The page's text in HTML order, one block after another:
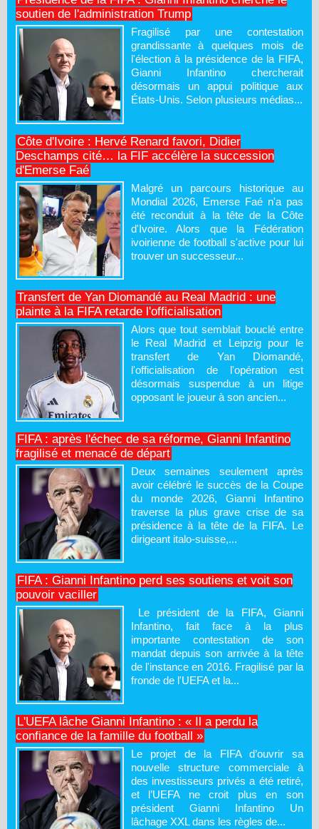
soutien de l'administration Trump
Fragilisé par une contestation
grandissante à quelques mois de
l'élection à la présidence de la FIFA,
Gianni Infantino chercherait
désormais un appui politique aux
États-Unis. Selon plusieurs médias...
Côte d'Ivoire : Hervé Renard favori, Didier
Deschamps cité… la FIF accélère la succession
d'Emerse Faé
Malgré un parcours historique au
Mondial 2026, Emerse Faé n'a pas
été reconduit à la tête de la Côte
d'Ivoire. Alors que la Fédération
ivoirienne de football s'active pour lui
trouver un successeur...
Transfert de Yan Diomandé au Real Madrid : une
plainte à la FIFA retarde l'officialisation
Alors que tout semblait bouclé entre
le Real Madrid et Leipzig pour le
transfert de Yan Diomandé,
l'officialisation de l'opération est
désormais suspendue à un litige
opposant le joueur à son ancien...
FIFA : après l'échec de sa réforme, Gianni Infantino
fragilisé et menacé de départ
Deux semaines seulement après
avoir célébré le succès de la Coupe
du monde 2026, Gianni Infantino
traverse la plus grave crise de sa
présidence à la tête de la FIFA. Le
dirigeant italo-suisse,...
FIFA : Gianni Infantino perd ses soutiens et voit son
pouvoir vaciller
Le président de la FIFA, Gianni
Infantino, fait face à la plus
importante contestation de son
mandat depuis son arrivée à la tête
de l'instance en 2016. Fragilisé par la
fronde de l'UEFA et la...
L'UEFA lâche Gianni Infantino : « Il a perdu la
confiance de la famille du football »
Le projet de la FIFA d’ouvrir sa
nouvelle structure commerciale à
des investisseurs privés a été retiré,
et l’UEFA ne croit plus en son
président Gianni Infantino Un
lâchage XXL dans les règles de...